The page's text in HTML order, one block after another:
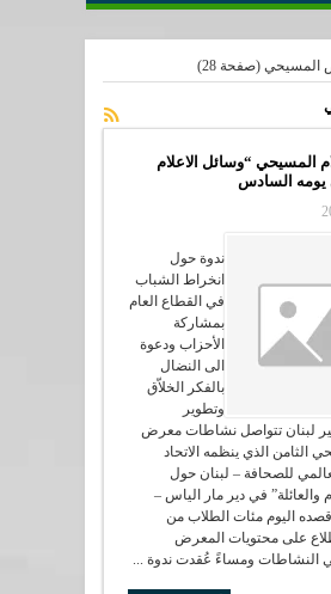
المسيحي (صفحة 28)
المسيحي “وسائل الاعلام
يومه السادس
ندوة حول
انخراط الشباب
في القطاع العام
بمشاركة
الأحزاب ودعوة
الى النضال
بالفكر الخلاّق
وتطوير
لبنان تتواصل نشاطات معرض
الثامن الذي ينظمه الاتحاد
للصحافة – لبنان حول
والعائلة” في دير مار الياس –
قصده اليوم مئات الطلاب من
على محتويات المعرض
النشاطات ومساءً عُقدت ندوة ...